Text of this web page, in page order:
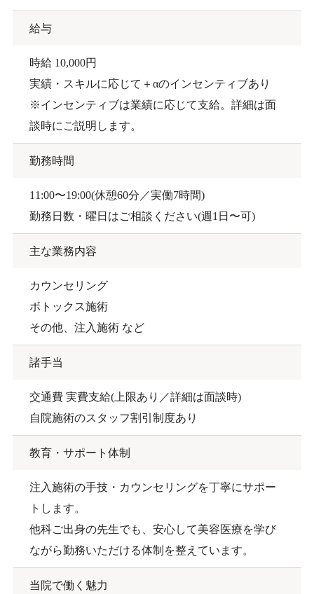
給与
時給 10,000円
実績・スキルに応じて＋αのインセンティブあり
※インセンティブは業績に応じて支給。詳細は面
談時にご説明します。
勤務時間
11:00〜19:00(休憩60分／実働7時間)
勤務日数・曜日はご相談ください(週1日〜可)
主な業務内容
カウンセリング
ボトックス施術
その他、注入施術 など
諸手当
交通費 実費支給(上限あり／詳細は面談時)
自院施術のスタッフ割引制度あり
教育・サポート体制
注入施術の手技・カウンセリングを丁寧にサポー
トします。
他科ご出身の先生でも、安心して美容医療を学び
ながら勤務いただける体制を整えています。
当院で働く魅力